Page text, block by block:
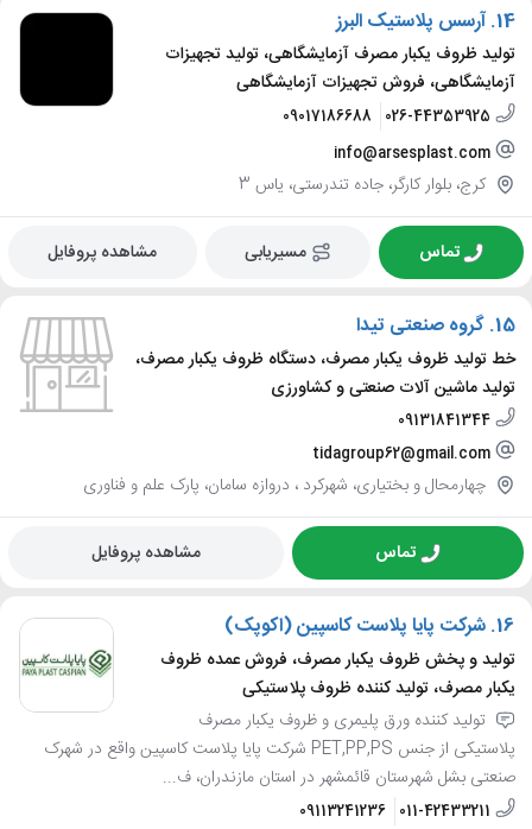
14. آرسس پلاستیک البرز
تولید ظروف یکبار مصرف آزمایشگاهی، تولید تجهیزات
آزمایشگاهی، فروش تجهیزات آزمایشگاهی
026-44353925
09017186688
info@arsesplast.com
کرج، بلوار کارگر، جاده تندرستی، یاس 3
تماس مسیریابی مشاهده پروفایل
15. گروه صنعتی تیدا
خط تولید ظروف یکبار مصرف، دستگاه ظروف یکبار مصرف،
تولید ماشین آلات صنعتی و کشاورزی
09131841344
tidagroup62@gmail.com
چهارمحال و بختیاری، شهرکرد ، دروازه سامان، پارک علم و فناوری
تماس مشاهده پروفایل
16. شرکت پایا پلاست کاسپین (اکوپک)
تولید و پخش ظروف یکبار مصرف، فروش عمده ظروف
یکبار مصرف، تولید کننده ظروف پلاستیکی
تولید کننده ورق پلیمری و ظروف یکبار مصرف
پلاستیکی از جنس PET,PP,PS شرکت پایا پلاست کاسپین واقع در شهرک
صنعتی بشل شهرستان قائمشهر در استان مازندران، ف...
011-42433211
09113241236